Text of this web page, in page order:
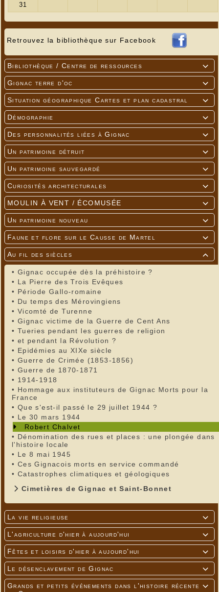
Retrouvez la bibliothèque sur Facebook

Bibliothèque / Centre de ressources

Gignac terre d'oc

Situation géographique Cartes et plan cadastral

Démographie

Des personnalités liées à Gignac

Un patrimoine détruit

Un patrimoine sauvegardé

Curiosités architecturales

MOULIN À VENT / ÉCOMUSÉE

Un patrimoine nouveau

Faune et flore sur le Causse de Martel

Au fil des siècles
• Gignac occupée dès la préhistoire ?
• La Pierre des Trois Evêques
• Période Gallo-romaine
• Du temps des Mérovingiens
• Vicomté de Turenne
• Gignac victime de la Guerre de Cent Ans
• Tueries pendant les guerres de religion
• et pendant la Révolution ?
• Epidémies au XIXe siècle
• Guerre de Crimée (1853-1856)
• Guerre de 1870-1871
• 1914-1918
• Hommage aux instituteurs de Gignac Morts pour la
France
• Que s'est-il passé le 29 juillet 1944 ?
• Le 30 mars 1944
Robert Chalvet
• Dénomination des rues et places : une plongée dans
l'histoire locale
• Le 8 mai 1945
• Ces Gignacois morts en service commandé
• Catastrophes climatiques et géologiques
Cimetières de Gignac et Saint-Bonnet

La vie religieuse

L'agriculture d'hier à aujourd'hui

Fêtes et loisirs d'hier à aujourd'hui

Le désenclavement de Gignac

Grands et petits événements dans l'histoire récente